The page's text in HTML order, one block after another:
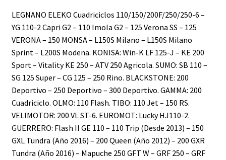
LEGNANO ELEKO Cuadriciclos 110/150/200F/250/250-6 –
YG 110-2 Capri G2 – 110 Imola G2 – 125 Verona SS – 125
VERONA – 150 MONSA – L150S Milano – L150S Milano
Sprint – L200S Modena. KONISA: Win-K LF 125-J – KE 200
Sport – Vitality KE 250 – ATV 250 Agricola. SUMO: SB 110 –
SG 125 Super – CG 125 – 250 Rino. BLACKSTONE: 200
Deportivo – 250 Deportivo – 300 Deportivo. GAMMA: 200
Cuadriciclo. OLMO: 110 Flash. TIBO: 110 Jet – 150 RS.
VELIMOTOR: 200 VL ST-6. EUROMOT: Lucky HJ110-2.
GUERRERO: Flash II GE 110 – 110 Trip (Desde 2013) – 150
GXL Tundra (Año 2016) – 200 Queen (Año 2012) – 200 GXR
Tundra (Año 2016) – Mapuche 250 GFT W – GRF 250 – GRF